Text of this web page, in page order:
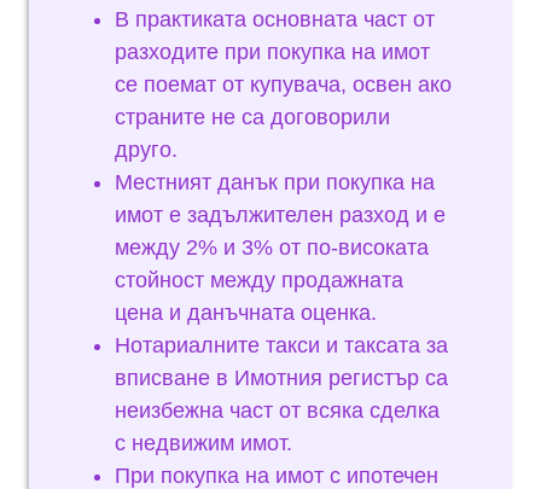
В практиката основната част от
разходите при покупка на имот
се поемат от купувача, освен ако
страните не са договорили
друго.
Местният данък при покупка на
имот е задължителен разход и е
между 2% и 3% от по-високата
стойност между продажната
цена и данъчната оценка.
Нотариалните такси и таксата за
вписване в Имотния регистър са
неизбежна част от всяка сделка
с недвижим имот.
При покупка на имот с ипотечен